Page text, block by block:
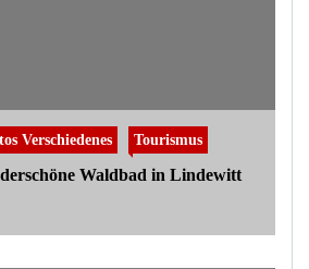
Verschiedenes Tourismus
Waldbad in Lindewitt